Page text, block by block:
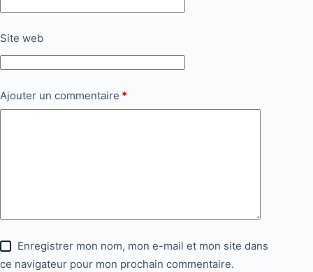
Site web
Ajouter un commentaire *
Enregistrer mon nom, mon e-mail et mon site dans
ce navigateur pour mon prochain commentaire.